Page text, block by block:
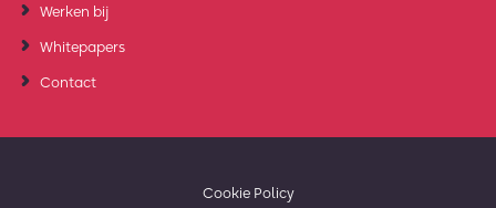
Werken bij
Whitepapers
Contact
Cookie Policy